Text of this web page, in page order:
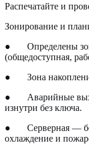
Распечатайте и
Зонирование и
● Определены
(общедоступная,
● Зона
● Аварийные
изнутри без ключа.
● Серверная —
охлаждение и